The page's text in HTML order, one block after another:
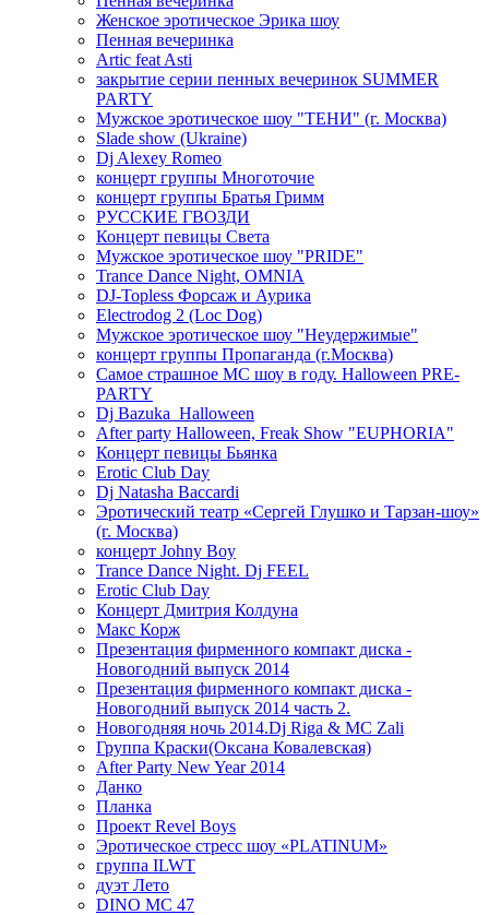
Женское эротическое Эрика шоу
Пенная вечеринка
Artic feat Asti
закрытие серии пенных вечеринок SUMMER
PARTY
Мужское эротическое шоу "ТЕНИ" (г. Москва)
Slade show (Ukraine)
Dj Alexey Romeo
концерт группы Многоточие
концерт группы Братья Гримм
РУССКИЕ ГВОЗДИ
Концерт певицы Света
Мужское эротическое шоу "PRIDE"
Trance Dance Night, OMNIA
DJ-Topless Форсаж и Аурика
Electrodog 2 (Loc Dog)
Мужское эротическое шоу "Неудержимые"
концерт группы Пропаганда (г.Москва)
Самое страшное МС шоу в году. Halloween PRE-
PARTY
Dj Bazuka_Halloween
After party Halloween, Freak Show "EUPHORIA"
Концерт певицы Бьянка
Erotic Club Day
Dj Natasha Baccardi
Эротический театр «Сергей Глушко и Тарзан-шоу»
(г. Москва)
концерт Johny Boy
Trance Dance Night. Dj FEEL
Erotic Club Day
Концерт Дмитрия Колдуна
Макс Корж
Презентация фирменного компакт диска -
Новогодний выпуск 2014
Презентация фирменного компакт диска -
Новогодний выпуск 2014 часть 2.
Новогодняя ночь 2014.Dj Riga & MC Zali
Группа Краски(Оксана Ковалевская)
After Party New Year 2014
Данко
Планка
Проект Revel Boys
Эротическое стресс шоу «PLATINUM»
группа ILWT
дуэт Лето
DINO MC 47